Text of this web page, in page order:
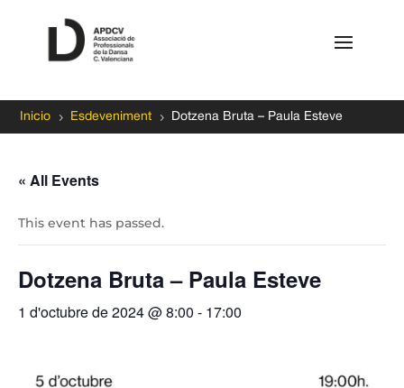
Inicio 5 Esdeveniment 5 Dotzena Bruta – Paula Esteve
« All Events
This event has passed.
Dotzena Bruta – Paula Esteve
1 d'octubre de 2024 @ 8:00 - 17:00